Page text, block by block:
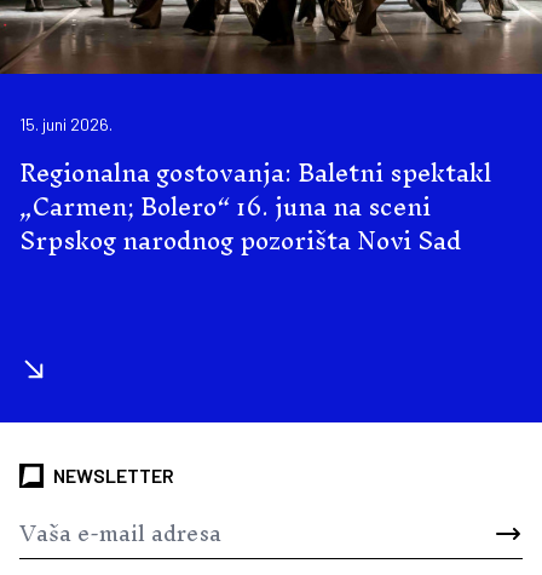
15. juni 2026.
Regionalna gostovanja: Baletni spektakl
„Carmen; Bolero“ 16. juna na sceni
Srpskog narodnog pozorišta Novi Sad
NEWSLETTER